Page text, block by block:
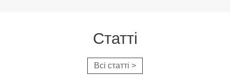
Cтатті
Всі статті >